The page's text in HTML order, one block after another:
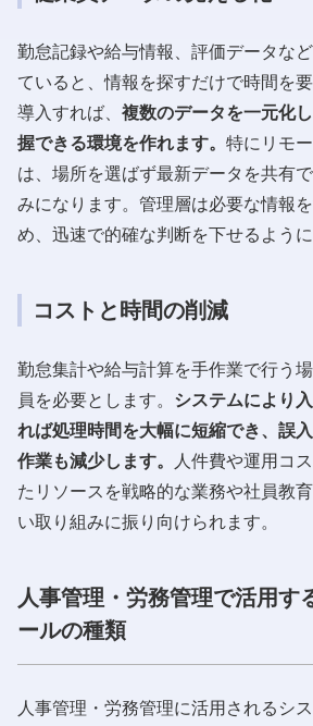
勤怠記録や給与情報、評価データな
ていると、情報を探すだけで時間を
導入すれば、 複数のデータを一元化
握できる環境を作れます。 特にリモ
は、場所を選ばず最新データを共有
みになります。管理層は必要な情報
め、迅速で的確な判断を下せるように
コストと時間の削減
勤怠集計や給与計算を手作業で行う
員を必要とします。 システムにより
れば処理時間を大幅に短縮でき、誤
作業も減少します。
人件費や運用コ
たリソースを戦略的な業務や社員教
い取り組みに振り向けられます。
人事管理・労務管理で活用す
ールの種類
人事管理・労務管理に活用されるシ